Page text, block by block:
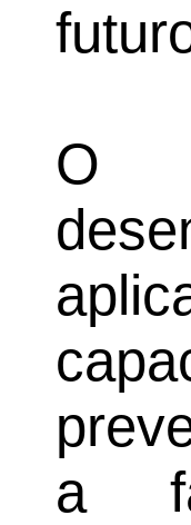
O
a